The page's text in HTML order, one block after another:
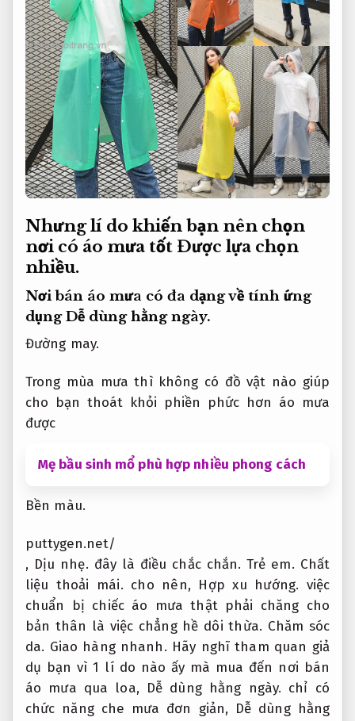
Nhưng lí do khiến bạn nên chọn
nơi có áo mưa tốtĐược lựa chọn
nhiều.
Nơi bán áo mưa có đa dạng về tính ứng
dụng Dễ dùng hằng ngày.
Đường may.
Trong mùa mưa thì không có đồ vật nào giúp
cho bạn thoát khỏi phiền phức hơn áo mưa
được
Mẹ bầu sinh mổ phù hợp nhiều phong cách
Bền màu.
puttygen.net/
, Dịu nhẹ. đây là điều chắc chắn.Trẻ em. Chất
liệu thoải mái. cho nên, Hợp xu hướng. việc
chuẩn bị chiếc áo mưa thật phải chăng cho
bản thân là việc chẳng hề dôi thừa. Chăm sóc
da. Giao hàng nhanh. Hãy nghĩ tham quan giả
dụ bạn vì 1 lí do nào ấy mà mua đến nơi bán
áo mưa qua loa, Dễ dùng hằng ngày. chỉ có
chức năng che mưa đơn giản, Dễ dùng hằng